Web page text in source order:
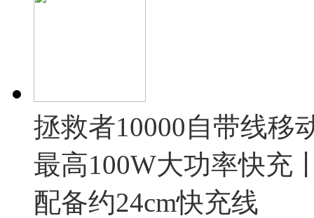
拯救者10000自带线移
最高100W大功率快充
配备约24cm快充线